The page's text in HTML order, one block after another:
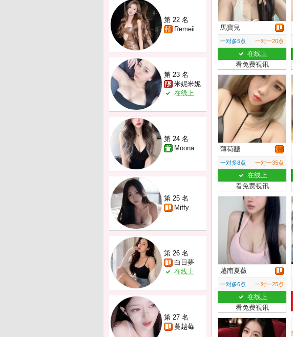
第 22 名
Remeii
第 23 名
米妮米妮
在线上
第 24 名
Moona
第 25 名
Miffy
第 26 名
白日夢
在线上
第 27 名
蔓越莓
馬寶兒
一对多5点 一对一20点
在线上
看免费视讯
薄荷醣
一对多8点 一对一35点
在线上
看免费视讯
越南夏薇
一对多6点 一对一25点
在线上
看免费视讯